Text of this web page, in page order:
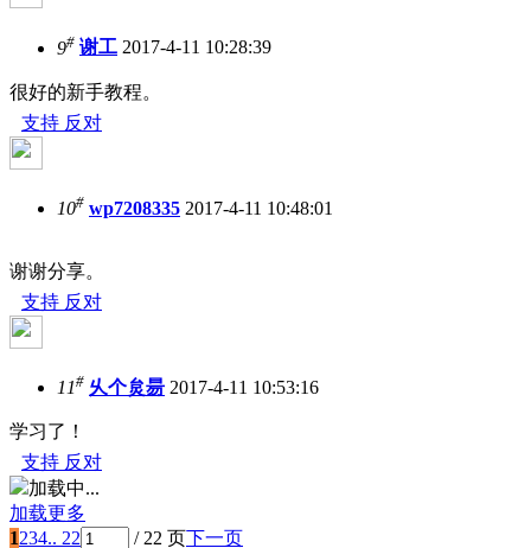
9# 谢工 2017-4-11 10:28:39
很好的新手教程。
支持 反对
10# wp7208335 2017-4-11 10:48:01
谢谢分享。
支持 反对
11# 乆个炱昜 2017-4-11 10:53:16
学习了！
支持 反对
加载中...
加载更多
1234.. 22 / 22 页下一页